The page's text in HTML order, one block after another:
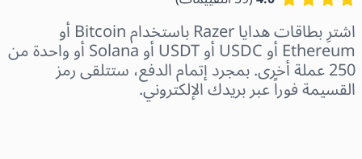
اشترِ بطاقات هدايا Razer باستخدام Bitcoin أو
Ethereum أو USDC أو USDT أو Solana أو واحدة من
250 عملة أخرى. بمجرد إتمام الدفع، ستتلقى رمز
القسيمة فوراً عبر بريدك الإلكتروني.